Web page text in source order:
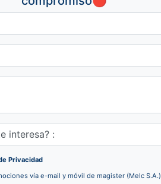
Privacidad
vía e-mail y móvil de magister (Melc S.A.)